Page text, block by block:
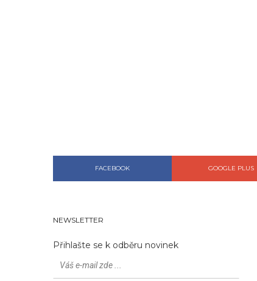
FACEBOOK GOOGLE PLUS
NEWSLETTER
Přihlašte se k odběru novinek